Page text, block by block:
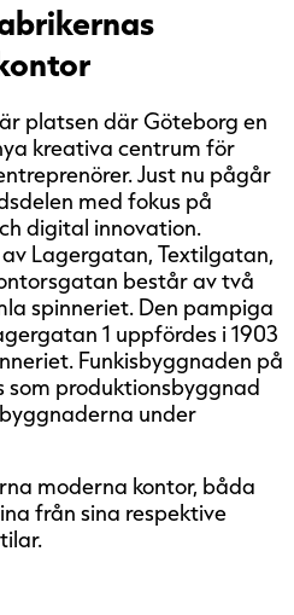
platsen där Göteborg en
kreativa centrum för
Just nu pågår
med fokus på
digital innovation.
Lagergatan, Textilgatan,
består av två
spinneriet. Den pampiga
1 uppfördes i 1903
Funkisbyggnaden på
produktionsbyggnad
under
moderna kontor, båda
från sina respektive